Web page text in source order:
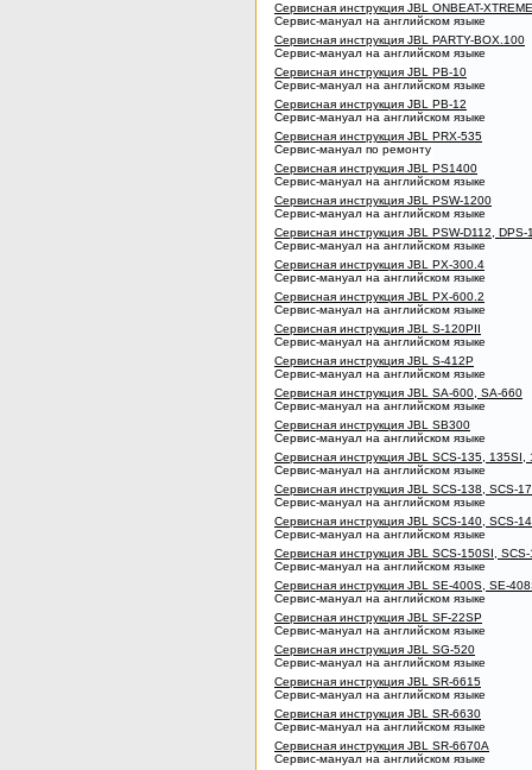
Сервисная инструкция JBL ONBEAT-XTREME
Сервис-мануал на английском языке
Сервисная инструкция JBL PARTY-BOX.100
Сервис-мануал на английском языке
Сервисная инструкция JBL PB-10
Сервис-мануал на английском языке
Сервисная инструкция JBL PB-12
Сервис-мануал на английском языке
Сервисная инструкция JBL PRX-535
Сервис-мануал по ремонту
Сервисная инструкция JBL PS1400
Сервис-мануал на английском языке
Сервисная инструкция JBL PSW-1200
Сервис-мануал на английском языке
Сервисная инструкция JBL PSW-D112, DPS-
Сервис-мануал на английском языке
Сервисная инструкция JBL PX-300.4
Сервис-мануал на английском языке
Сервисная инструкция JBL PX-600.2
Сервис-мануал на английском языке
Сервисная инструкция JBL S-120PII
Сервис-мануал на английском языке
Сервисная инструкция JBL S-412P
Сервис-мануал на английском языке
Сервисная инструкция JBL SA-600, SA-660
Сервис-мануал на английском языке
Сервисная инструкция JBL SB300
Сервис-мануал на английском языке
Сервисная инструкция JBL SCS-135,
Сервис-мануал на английском языке
Сервисная инструкция JBL SCS-138, SCS-
Сервис-мануал на английском языке
Сервисная инструкция JBL SCS-140, SCS-
Сервис-мануал на английском языке
Сервисная инструкция JBL SCS-150SI,
Сервис-мануал на английском языке
Сервисная инструкция JBL SE-400S, SE-
Сервис-мануал на английском языке
Сервисная инструкция JBL SF-22SP
Сервис-мануал на английском языке
Сервисная инструкция JBL SG-520
Сервис-мануал на английском языке
Сервисная инструкция JBL SR-6615
Сервис-мануал на английском языке
Сервисная инструкция JBL SR-6630
Сервис-мануал на английском языке
Сервисная инструкция JBL SR-6670A
Сервис-мануал на английском языке